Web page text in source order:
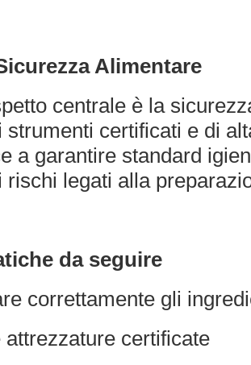
Alimentare
centrale è la
strumenti certificati e di
a garantire standard
rischi legati alla
da seguire
correttamente gli
attrezzature certificate